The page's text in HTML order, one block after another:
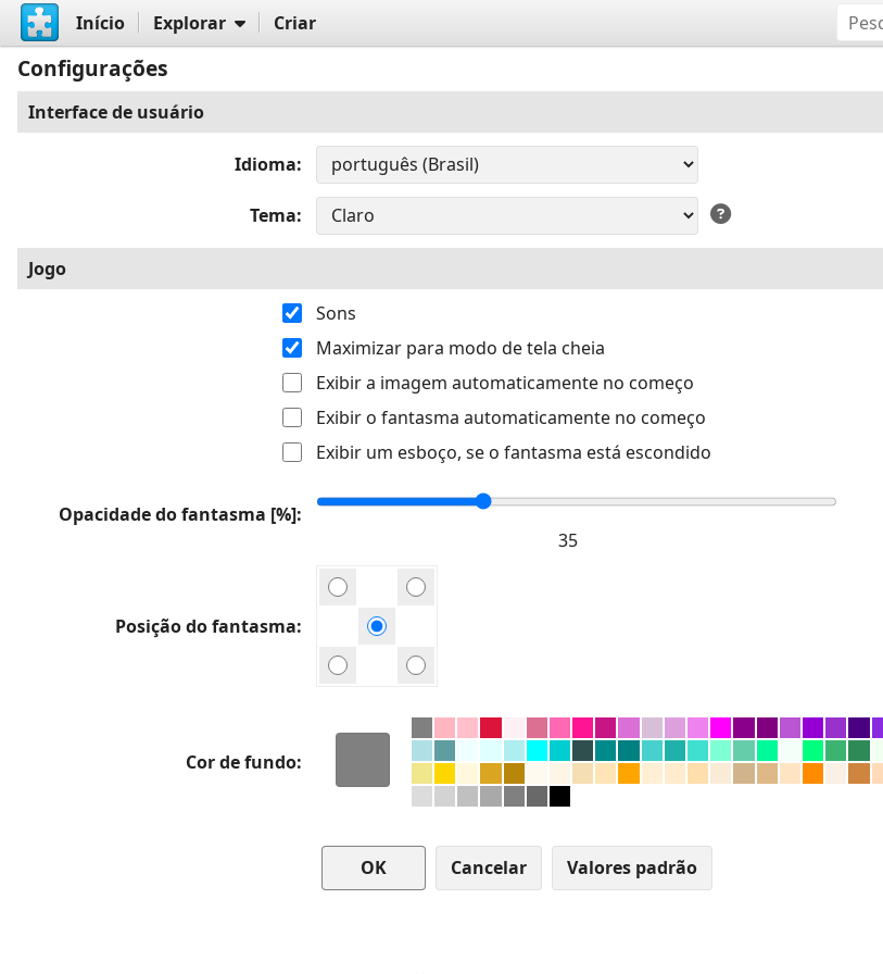
Início Explorar Criar
Configurações
Interface de usuário
Idioma
Tema
Jogo
Sons
Maximizar para modo de tela cheia
Exibir a imagem automaticamente no começo
Exibir o fantasma automaticamente no começo
Exibir um esboço, se o fantasma está escondido
Opacidade do fantasma [%]
Posição do fantasma
Cor de fundo
Cancelar